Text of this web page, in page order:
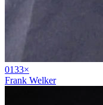
0133×
Frank Welker